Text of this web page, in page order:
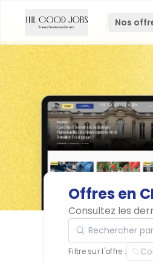
Nos
Offres en
Consultez les
Rechercher par
Filtre sur l'offre :